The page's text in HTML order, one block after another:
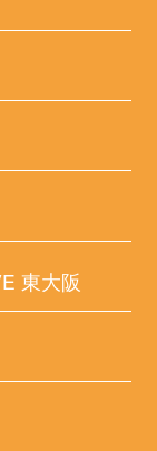
東大阪